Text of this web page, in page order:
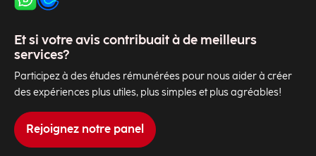
Et si votre avis contribuait à de meilleurs
services?
Participez à des études rémunérées pour nous aider à créer
des expériences plus utiles, plus simples et plus agréables!
Rejoignez notre panel